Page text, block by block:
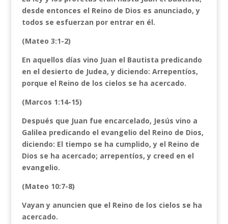
desde entonces el Reino de Dios es anunciado, y
todos se esfuerzan por entrar en él.
(Mateo 3:1-2)
En aquellos días vino Juan el Bautista predicando
en el desierto de Judea, y diciendo: Arrepentíos,
porque el Reino de los cielos se ha acercado.
(Marcos 1:14-15)
Después que Juan fue encarcelado, Jesús vino a
Galilea predicando el evangelio del Reino de Dios,
diciendo: El tiempo se ha cumplido, y el Reino de
Dios se ha acercado; arrepentíos, y creed en el
evangelio.
(Mateo 10:7-8)
Vayan y anuncien que el Reino de los cielos se ha
acercado.